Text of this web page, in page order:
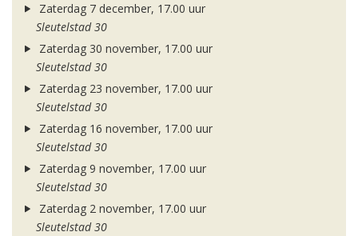
Zaterdag 7 december, 17.00 uur
Sleutelstad 30
Zaterdag 30 november, 17.00 uur
Sleutelstad 30
Zaterdag 23 november, 17.00 uur
Sleutelstad 30
Zaterdag 16 november, 17.00 uur
Sleutelstad 30
Zaterdag 9 november, 17.00 uur
Sleutelstad 30
Zaterdag 2 november, 17.00 uur
Sleutelstad 30